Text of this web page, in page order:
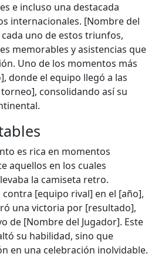
e incluso una destacada
internacionales. [Nombre del
uno de estos triunfos,
memorables y asistencias que
Uno de los momentos más
donde el equipo llegó a las
consolidando así su
es rica en momentos
aquellos en los cuales
la camiseta retro.
[equipo rival] en el [año],
una victoria por [resultado],
de [Nombre del Jugador]. Este
su habilidad, sino que
en una celebración inolvidable.